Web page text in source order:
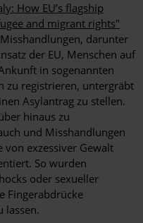
How EU’s flagship
and migrant rights"
darunter
der EU, Menschen auf
in sogenannten
zu registrieren, untergräbt
Asylantrag zu stellen.
hinaus zu
und Misshandlungen
exzessiver Gewalt
So wurden
oder sexueller
Fingerabdrücke
lassen.